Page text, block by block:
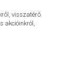
visszatérő
akcióinkról,